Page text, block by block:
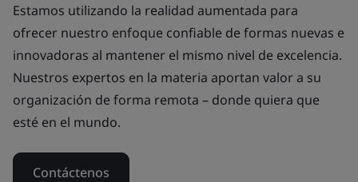
Estamos utilizando la realidad aumentada para
ofrecer nuestro enfoque confiable de formas nuevas e
innovadoras al mantener el mismo nivel de excelencia.
Nuestros expertos en la materia aportan valor a su
organización de forma remota – donde quiera que
esté en el mundo.
Contáctenos